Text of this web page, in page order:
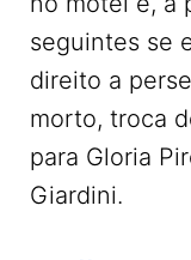
seguintes se
direito a
morto, troca
para Gloria
Giardini.